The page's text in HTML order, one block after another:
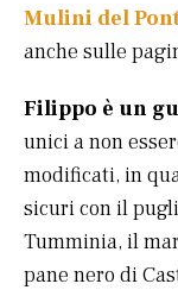
Mulini del
anche sulle
Filippo è un
unici a non
modificati, in
sicuri con il
Tumminia, il
pane nero di